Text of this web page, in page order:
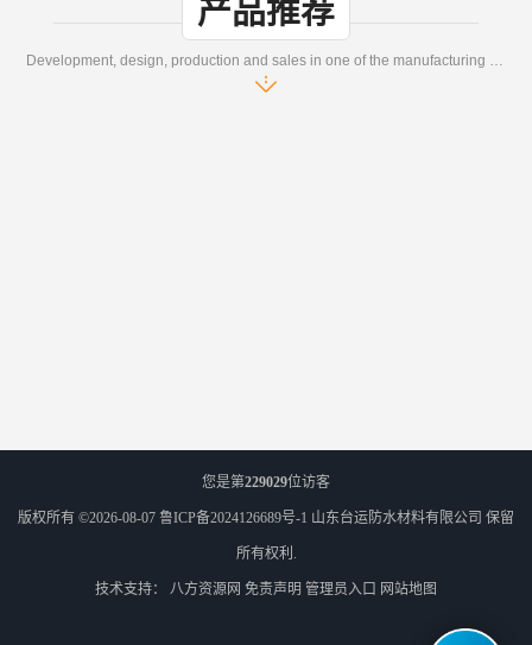
产品推荐
Development, design, production and sales in one of the manufacturing enterprises
您是第229029位访客
版权所有 ©2026-08-07 鲁ICP备2024126689号-1 山东台运防水材料有限公司 保留
所有权利.
技术支持： 八方资源网 免责声明 管理员入口 网站地图